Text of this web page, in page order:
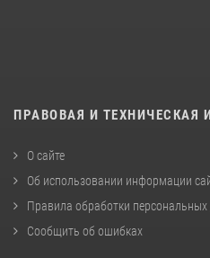
ПРАВОВАЯ И ТЕХНИЧЕСКАЯ
О сайте
Об использовании информации
Правила обработки
Сообщить об ошибках